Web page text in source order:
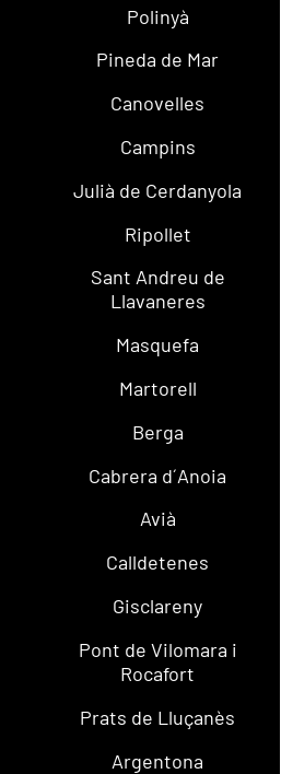
Polinyà
Pineda de Mar
Canovelles
Campins
Julià de Cerdanyola
Ripollet
Sant Andreu de
Llavaneres
Masquefa
Martorell
Berga
Cabrera d´Anoia
Avià
Calldetenes
Gisclareny
Pont de Vilomara i
Rocafort
Prats de Lluçanès
Argentona